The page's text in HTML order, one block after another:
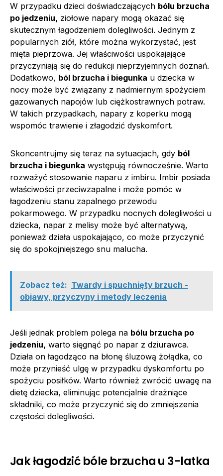
W przypadku dzieci doświadczających bólu brzucha
po jedzeniu, ziołowe napary mogą okazać się
skutecznym łagodzeniem dolegliwości. Jednym z
popularnych ziół, które można wykorzystać, jest
mięta pieprzowa. Jej właściwości uspokajające
przyczyniają się do redukcji nieprzyjemnych doznań.
Dodatkowo, ból brzucha i biegunka u dziecka w
nocy może być związany z nadmiernym spożyciem
gazowanych napojów lub ciężkostrawnych potraw.
W takich przypadkach, napary z koperku mogą
wspomóc trawienie i złagodzić dyskomfort.
Skoncentrujmy się teraz na sytuacjach, gdy ból
brzucha i biegunka występują równocześnie. Warto
rozważyć stosowanie naparu z imbiru. Imbir posiada
właściwości przeciwzapalne i może pomóc w
łagodzeniu stanu zapalnego przewodu
pokarmowego. W przypadku nocnych dolegliwości u
dziecka, napar z melisy może być alternatywą,
ponieważ działa uspokajająco, co może przyczynić
się do spokojniejszego snu malucha.
Zobacz też: Twardy i spuchnięty brzuch -
objawy, przyczyny i metody leczenia
Jeśli jednak problem polega na bólu brzucha po
jedzeniu, warto sięgnąć po napar z dziurawca.
Działa on łagodząco na błonę śluzową żołądka, co
może przynieść ulgę w przypadku dyskomfortu po
spożyciu posiłków. Warto również zwrócić uwagę na
dietę dziecka, eliminując potencjalnie drażniące
składniki, co może przyczynić się do zmniejszenia
częstości dolegliwości.
Jak łagodzić bóle brzucha u 3-latka